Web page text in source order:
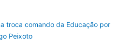
troca comando da Educação por
Peixoto